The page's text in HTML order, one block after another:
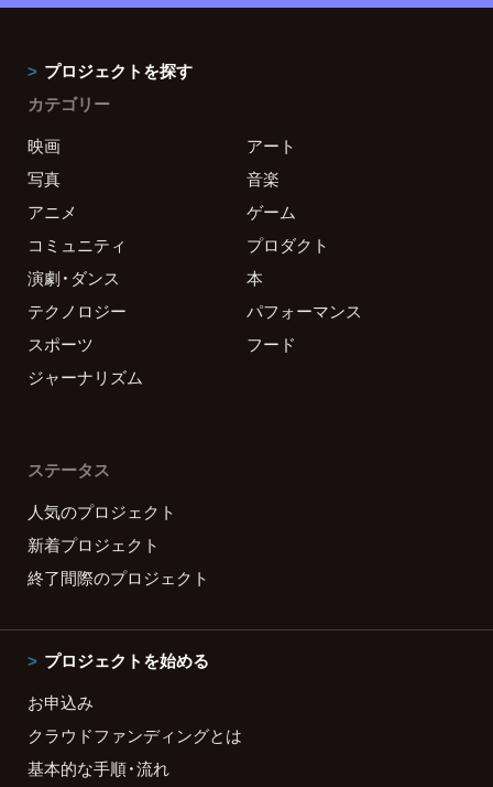
プロジェクトを探す
カテゴリー
映画
アート
写真
音楽
アニメ
ゲーム
コミュニティ
プロダクト
演劇・ダンス
本
テクノロジー
パフォーマンス
スポーツ
フード
ジャーナリズム
ステータス
人気のプロジェクト
新着プロジェクト
終了間際のプロジェクト
プロジェクトを始める
お申込み
クラウドファンディングとは
基本的な手順・流れ